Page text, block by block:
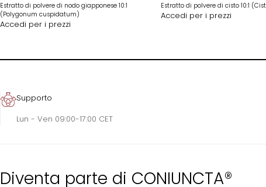
Estratto di polvere di nodo giapponese 10:1
(Polygonum cuspidatum)
Accedi per i prezzi
Estratto di polvere di cisto 10:1
Accedi per i prezzi
Supporto
Lun - Ven 09:00-17:00 CET
Diventa parte di CONIUNCTA®